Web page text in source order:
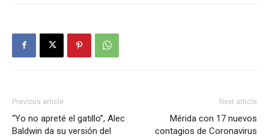
Previous article
“Yo no apreté el gatillo”, Alec
Baldwin da su versión del
Next article
Mérida con 17 nuevos
contagios de Coronavirus